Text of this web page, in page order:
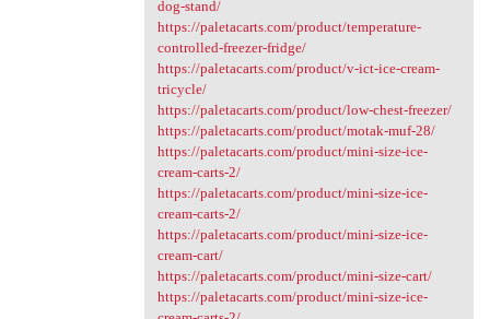
dog-stand/
https://paletacarts.com/product/temperature-
controlled-freezer-fridge/
https://paletacarts.com/product/v-ict-ice-cream-
tricycle/
https://paletacarts.com/product/low-chest-freezer/
https://paletacarts.com/product/motak-muf-28/
https://paletacarts.com/product/mini-size-ice-
cream-carts-2/
https://paletacarts.com/product/mini-size-ice-
cream-carts-2/
https://paletacarts.com/product/mini-size-ice-
cream-cart/
https://paletacarts.com/product/mini-size-cart/
https://paletacarts.com/product/mini-size-ice-